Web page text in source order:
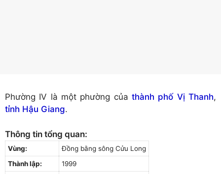
Phường IV là một phường của thành phố Vị Thanh,
tỉnh Hậu Giang.
Thông tin tổng quan:
Vùng:
Đồng bằng sông Cửu Long
Thành lập:
1999